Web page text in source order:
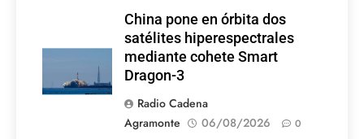
China pone en órbita dos
satélites hiperespectrales
mediante cohete Smart
Dragon-3
Radio Cadena
Agramonte
06/08/2026 0